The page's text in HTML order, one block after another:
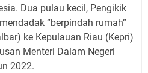
Dua pulau kecil, Pengikik
“berpindah rumah”
ke Kepulauan Riau (Kepri)
Menteri Dalam Negeri
2022.